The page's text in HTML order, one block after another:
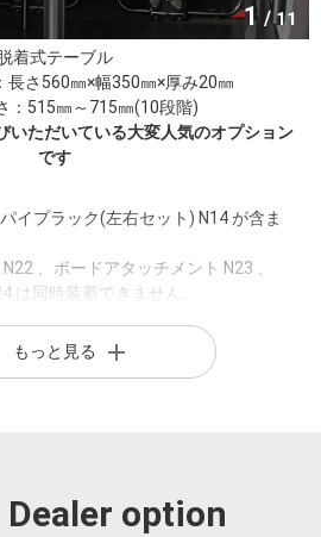
1 /11
着式テーブル
長さ560㎜×幅350㎜×厚み20㎜
：515㎜～715㎜(10段階)
いただいている大変人気のオプション
です
イプラック(左右セット) N14 が含ま
、ボードアタッチメント N23 、
は同時装着できません。
イドボックス N11 をのぞき、納車時に
載されています。
もっと見る
option